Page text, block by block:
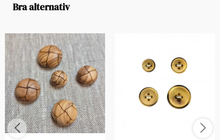
Bra alternativ